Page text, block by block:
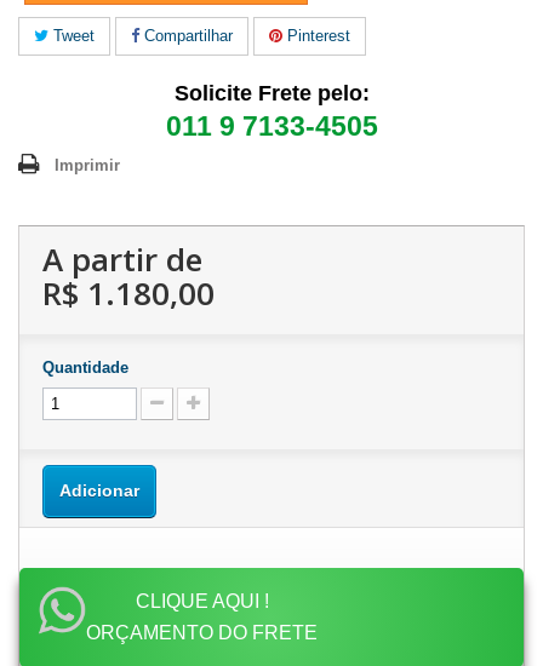
Tweet Compartilhar Pinterest
Solicite Frete pelo:
011 9 7133-4505
Imprimir
A partir de
R$ 1.180,00
Quantidade
Adicionar
CLIQUE AQUI !
ORÇAMENTO DO FRETE